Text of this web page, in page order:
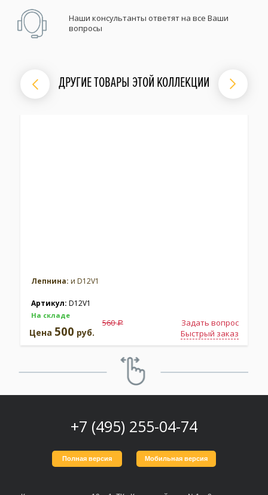
Наши консультанты ответят на все Ваши
вопросы
ДРУГИЕ ТОВАРЫ ЭТОЙ КОЛЛЕКЦИИ
Лепнина: и D12V1
Артикул: D12V1
На складе
Задать вопрос
Быстрый заказ
Цена 500 руб.
560a
+7 (495) 255-04-74
Полная версия Мобильная версия